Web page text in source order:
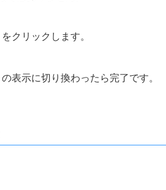
クリックします。
表示に切り換わったら完了です。